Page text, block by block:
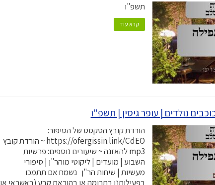
תשפ"ו
קרא עוד
הורדת קובץ הטקסט של הסיפור:
https://ofergissin.link/CdEO ~ הורדת קובץ
mp3 להאזנה ~ שיעורים נוספים: פרשיות
השבוע | מועדים | ליקוטי מוהר"ן | סיפורי
מעשיות | שיחות הר"ן נשמח אם תתמכו
בפעילותנו בתרומה או בהוראת קבע (באשראי או